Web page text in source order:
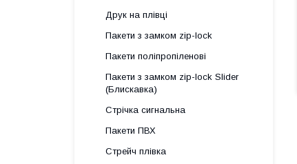
Друк на плівці
Пакети з замком zip-lock
Пакети поліпропіленові
Пакети з замком zip-lock Slider
(Блискавка)
Стрічка сигнальна
Пакети ПВХ
Стрейч плівка